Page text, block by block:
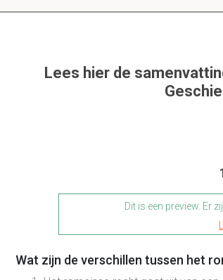
Lees hier de
Dit is een preview. Er
Wat zijn de verschillen tussen het